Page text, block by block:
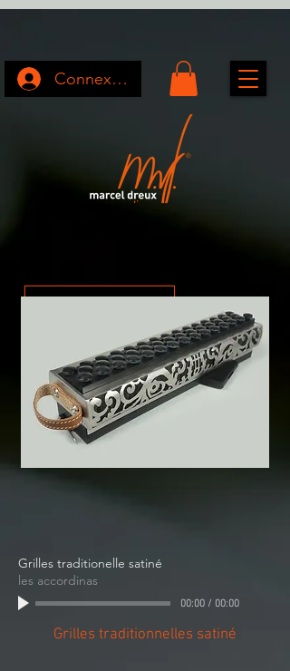
Connexion
Grilles traditionelle satiné
les accordinas
00:00/ 00:00
Grilles traditionnelles satiné